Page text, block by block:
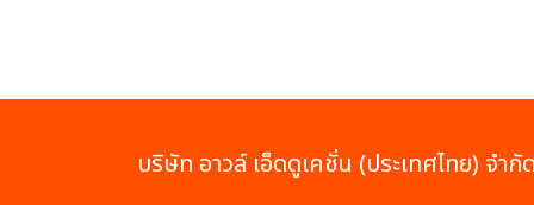
บริษัท อาวล์ เอ็ดดูเคชั่น (ประเทศไทย) จำกั